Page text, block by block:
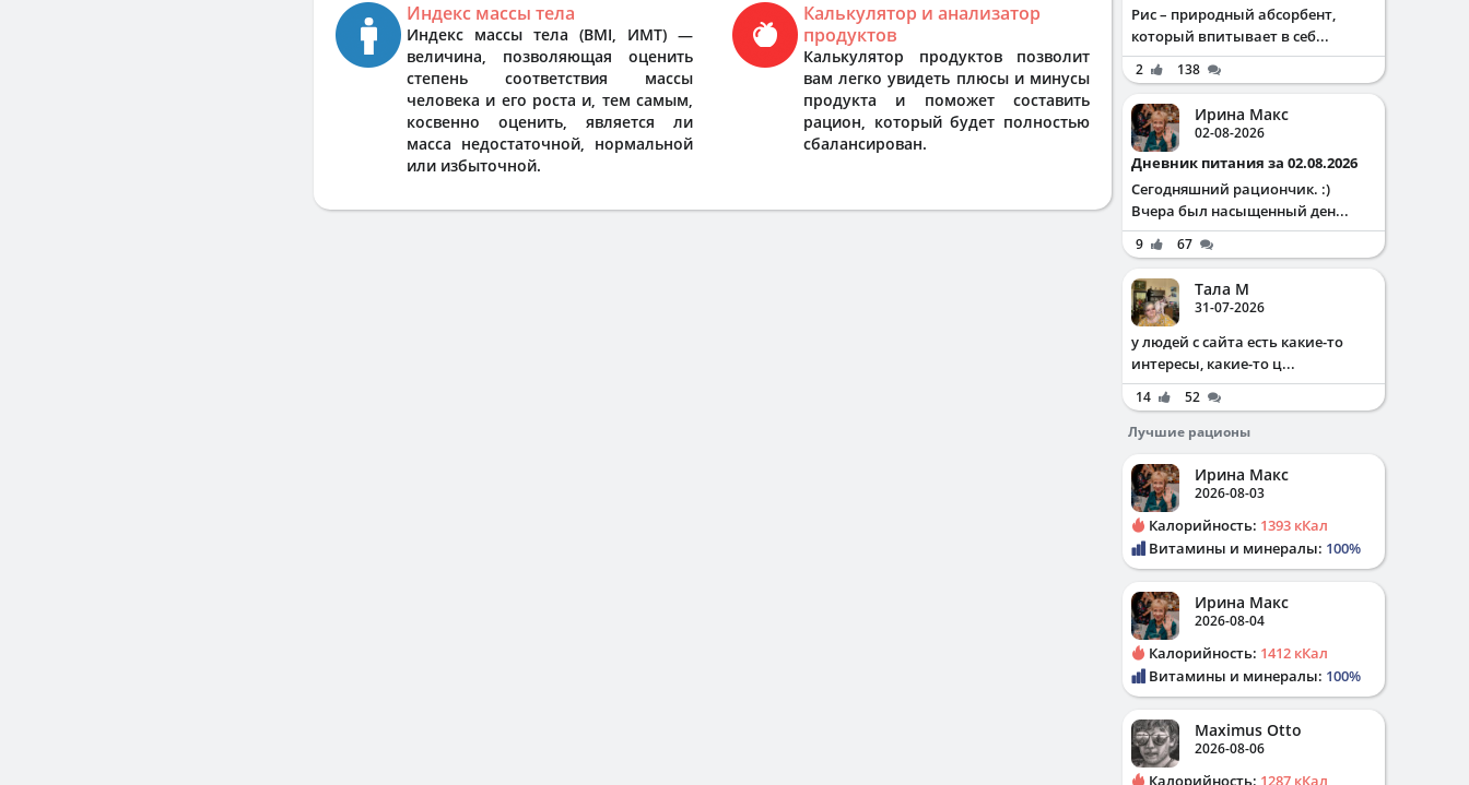
Индекс массы тела
Индекс массы тела (BMI, ИМТ) —
величина, позволяющая оценить
степень соответствия массы
человека и его роста и, тем самым,
косвенно оценить, является ли
масса недостаточной, нормальной
или избыточной.
Калькулятор и анализатор
продуктов
Калькулятор продуктов позволит
вам легко увидеть плюсы и минусы
продукта и поможет составить
рацион, который будет полностью
сбалансирован.
Рис – природный абсорбент,
который впитывает в себ...
2 138
Ирина Макс
02-08-2026
Дневник питания за 02.08.2026
Сегодняшний рациончик. :)
Вчера был насыщенный ден...
9 67
Тала М
31-07-2026
у людей с сайта есть какие-то
интересы, какие-то ц...
14
52
Лучшие рационы
Ирина Макс
2026-08-03
Калорийность: 1393 кКал
Витамины и минералы: 100%
Ирина Макс
2026-08-04
Калорийность: 1412 кКал
Витамины и минералы: 100%
Maximus Otto
2026-08-06
Калорийность: 1287 кКал